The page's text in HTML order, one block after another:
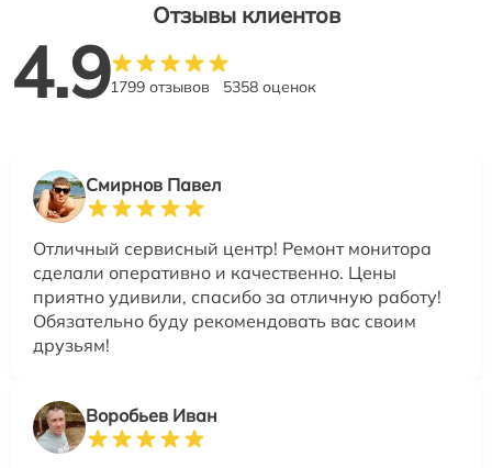
Отзывы клиентов
4.91799 отзывов 5358 оценок
Смирнов Павел
Отличный сервисный центр! Ремонт монитора
сделали оперативно и качественно. Цены
приятно удивили, спасибо за отличную работу!
Обязательно буду рекомендовать вас своим
друзьям!
Воробьев Иван